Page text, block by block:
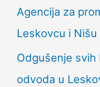
Agencija za
Leskovcu i
Odgušenje svih
odvoda u